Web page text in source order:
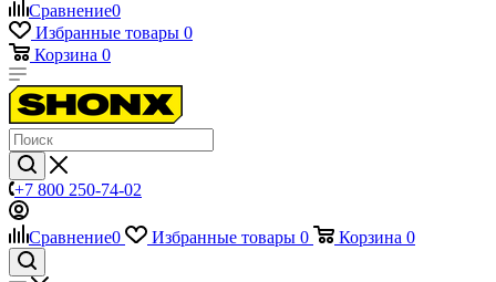
Сравнение0
Избранные товары 0
Корзина 0
+7 800 250-74-02
Сравнение0 Избранные товары 0 Корзина 0